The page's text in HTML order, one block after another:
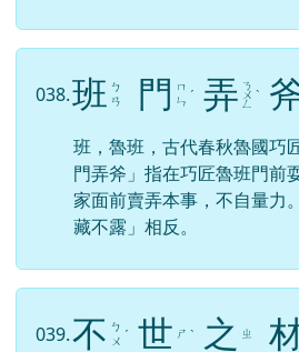
038.班 ㄅ
ㄢ
門
ㄇ
ㄣ ˊ 弄 ㄋ
ㄨ
ㄥ
ˋ
班，魯班，古代春秋魯國巧
門弄斧」指在巧匠魯班門前
家面前賣弄本事，不自量力
藏不露」相反。
039.不 ㄅ
ㄨ ˊ 世 ㄕ ˋ 之 ㄓ